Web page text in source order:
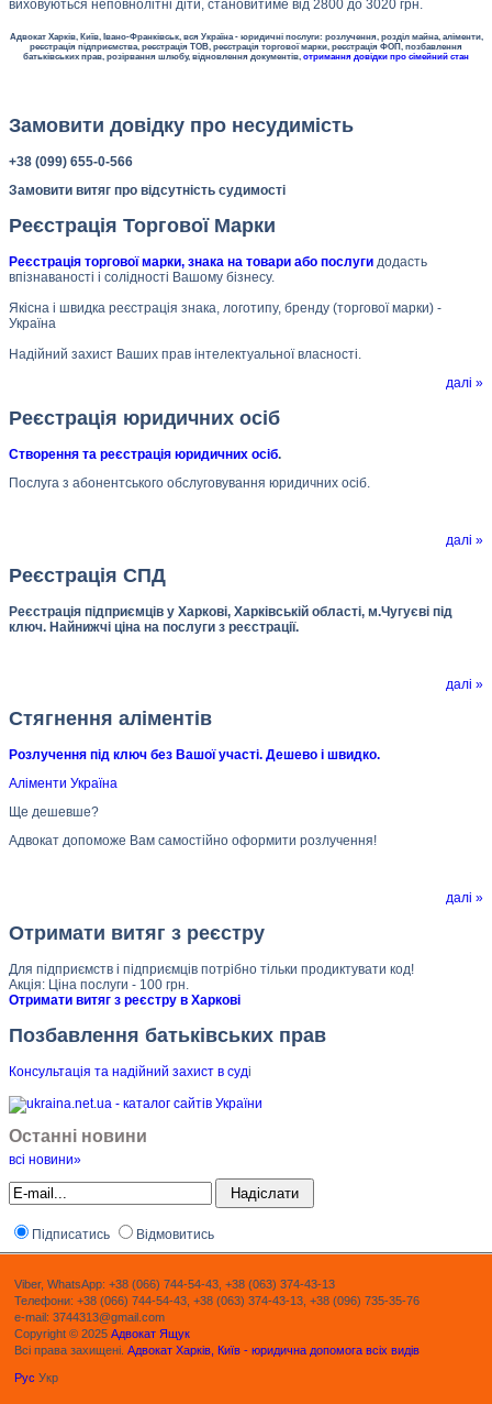
виховуються неповнолітні діти, становитиме від 2800 до 3020 грн.
Адвокат Харків, Київ, Івано-Франківськ, вся Україна - юридичні послуги: розлучення, розділ майна, аліменти,
реєстрація підприємства, реєстрація ТОВ, реєстрація торгової марки, реєстрація ФОП, позбавлення
батьківських прав, розірвання шлюбу, відновлення документів, отримання довідки про сімейний стан
Замовити довідку про несудимість
+38 (099) 655-0-566
Замовити витяг про відсутність судимості
Реєстрація Торгової Марки
Реєстрація торгової марки, знака на товари або послуги додасть
впізнаваності і солідності Вашому бізнесу.
Якісна і швидка реєстрація знака, логотипу, бренду (торгової марки) -
Україна
Надійний захист Ваших прав інтелектуальної власності.
далі »
Реєстрація юридичних осіб
Створення та реєстрація юридичних осіб.
Послуга з абонентського обслуговування юридичних осіб.
далі »
Реєстрація СПД
Реєстрація підприємців у Харкові, Харківській області, м.Чугуєві під
ключ. Найнижчі ціна на послуги з реєстрації.
далі »
Стягнення аліментів
Розлучення під ключ без Вашої участі. Дешево і швидко.
Аліменти Україна
Ще дешевше?
Адвокат допоможе Вам самостійно оформити розлучення!
далі »
Отримати витяг з реєстру
Для підприємств і підприємців потрібно тільки продиктувати код!
Акція: Ціна послуги - 100 грн.
Отримати витяг з реєстру в Харкові
Позбавлення батьківських прав
Консультація та надійний захист в суді
Останні новини
всі новини»
Підписатись Відмовитись
Viber, WhatsApp: +38 (066) 744-54-43, +38 (063) 374-43-13
Телефони: +38 (066) 744-54-43, +38 (063) 374-43-13, +38 (096) 735-35-76
e-mail: 3744313@gmail.com
Copyright © 2025 Адвокат Ящук
Всі права захищені. Адвокат Харків, Київ - юридична допомога всіх видів
Рус Укр